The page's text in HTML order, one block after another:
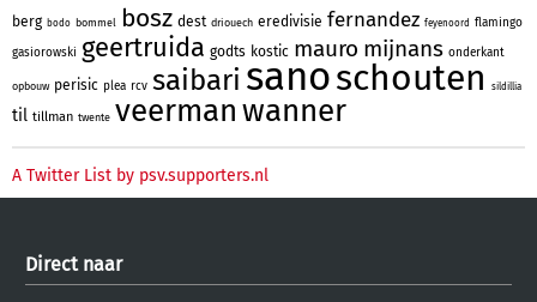
berg bodo bommel bosz dest driouech eredivisie fernandez feyenoord flamingo
gasiorowski geertruida godts kostic mauro mijnans onderkant
opbouw perisic plea rcv saibari sanoschouten sildillia
til tillman twente veermanwanner
A Twitter List by psv.supporters.nl
Direct naar